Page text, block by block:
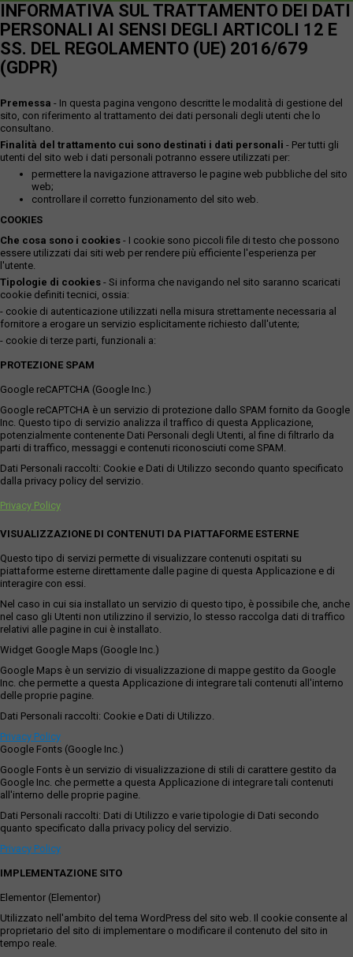
INFORMATIVA SUL TRATTAMENTO DEI DATI
PERSONALI AI SENSI DEGLI ARTICOLI 12 E
SS. DEL REGOLAMENTO (UE) 2016/679
(GDPR)
Premessa - In questa pagina vengono descritte le modalità di gestione del
sito, con riferimento al trattamento dei dati personali degli utenti che lo
consultano.
Finalità del trattamento cui sono destinati i dati personali - Per tutti gli
utenti del sito web i dati personali potranno essere utilizzati per:
permettere la navigazione attraverso le pagine web pubbliche del sito
web;
controllare il corretto funzionamento del sito web.
COOKIES
Che cosa sono i cookies - I cookie sono piccoli file di testo che possono
essere utilizzati dai siti web per rendere più efficiente l'esperienza per
l'utente.
Tipologie di cookies - Si informa che navigando nel sito saranno scaricati
cookie definiti tecnici, ossia:
- cookie di autenticazione utilizzati nella misura strettamente necessaria al
fornitore a erogare un servizio esplicitamente richiesto dall'utente;
- cookie di terze parti, funzionali a:
PROTEZIONE SPAM
Google reCAPTCHA (Google Inc.)
Google reCAPTCHA è un servizio di protezione dallo SPAM fornito da Google
Inc. Questo tipo di servizio analizza il traffico di questa Applicazione,
potenzialmente contenente Dati Personali degli Utenti, al fine di filtrarlo da
parti di traffico, messaggi e contenuti riconosciuti come SPAM.
Dati Personali raccolti: Cookie e Dati di Utilizzo secondo quanto specificato
dalla privacy policy del servizio.
Privacy Policy
VISUALIZZAZIONE DI CONTENUTI DA PIATTAFORME ESTERNE
Questo tipo di servizi permette di visualizzare contenuti ospitati su
piattaforme esterne direttamente dalle pagine di questa Applicazione e di
interagire con essi.
Nel caso in cui sia installato un servizio di questo tipo, è possibile che, anche
nel caso gli Utenti non utilizzino il servizio, lo stesso raccolga dati di traffico
relativi alle pagine in cui è installato.
Widget Google Maps (Google Inc.)
Google Maps è un servizio di visualizzazione di mappe gestito da Google
Inc. che permette a questa Applicazione di integrare tali contenuti all'interno
delle proprie pagine.
Dati Personali raccolti: Cookie e Dati di Utilizzo.
Privacy Policy
Google Fonts (Google Inc.)
Google Fonts è un servizio di visualizzazione di stili di carattere gestito da
Google Inc. che permette a questa Applicazione di integrare tali contenuti
all'interno delle proprie pagine.
Dati Personali raccolti: Dati di Utilizzo e varie tipologie di Dati secondo
quanto specificato dalla privacy policy del servizio.
Privacy Policy
IMPLEMENTAZIONE SITO
Elementor (Elementor)
Utilizzato nell'ambito del tema WordPress del sito web. Il cookie consente al
proprietario del sito di implementare o modificare il contenuto del sito in
tempo reale.